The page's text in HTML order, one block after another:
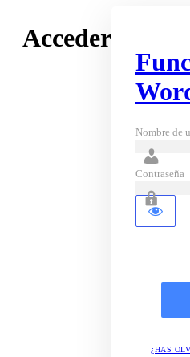
Acceder
Nombre de
Contraseña
¿HAS